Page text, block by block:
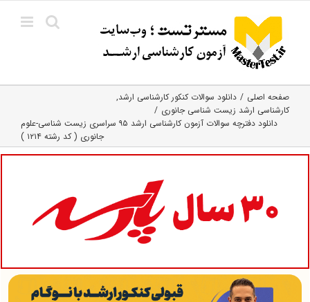
content
صفحه اصلی
دانلود سوالات کنکور کارشناسی ارشد
کارشناسی ارشد زیست‌ شناسی جانوری
دانلود دفترچه سوالات آزمون کارشناسی ارشد ۹۵ سراسری زیست شناسی-علوم
جانوری ( کد رشته ۱۲۱۴ )